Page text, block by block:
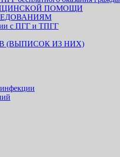
ПОМОЩИ
с ПГГ и ТПГГ
(ВЫПИСОК ИЗ НИХ)